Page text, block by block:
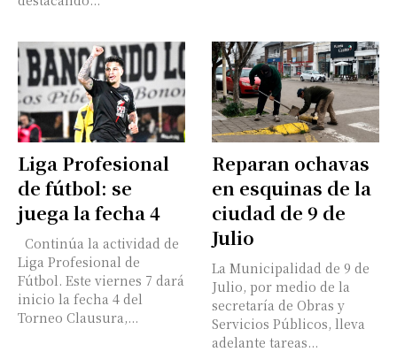
Liga Profesional
de fútbol: se
juega la fecha 4
Continúa la actividad de
Liga Profesional de
Fútbol. Este viernes 7 dará
inicio la fecha 4 del
Torneo Clausura,...
Reparan ochavas
en esquinas de la
ciudad de 9 de
Julio
La Municipalidad de 9 de
Julio, por medio de la
secretaría de Obras y
Servicios Públicos, lleva
adelante tareas...